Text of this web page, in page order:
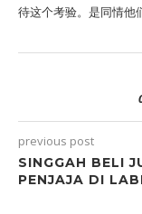
待这个考验。是同情他
previous post
SINGGAH BELI
PENJAJA DI